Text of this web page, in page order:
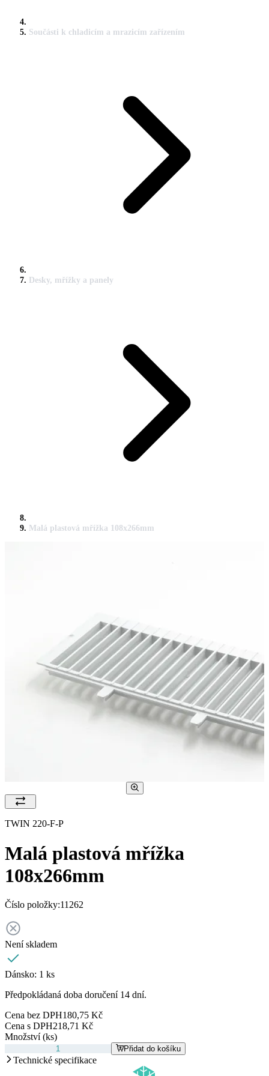
Součásti k chladicím a mrazicím zařízením
Desky, mřížky a panely
Malá plastová mřížka 108x266mm
TWIN 220-F-P
Malá plastová mřížka
108x266mm
Číslo položky:11262
Není skladem
Dánsko: 1 ks
Předpokládaná doba doručení 14 dní.
Cena bez DPH180,75 Kč
Cena s DPH218,71 Kč
Množství (ks)
Přidat do košíku
Technické specifikace